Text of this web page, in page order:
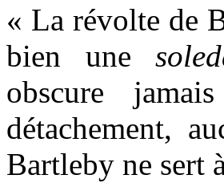
« La révolte de
bien une
obscure
détachement,
Bartleby ne sert